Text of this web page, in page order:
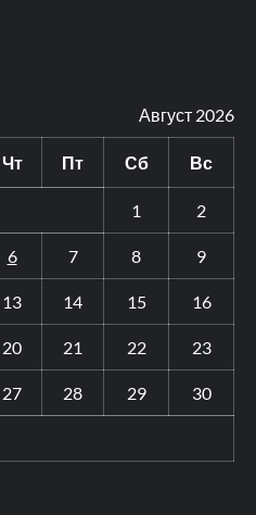
Август 2026
Чт Пт Сб Вс
1 2
6 7 8 9
13 14 15 16
20 21 22 23
27 28 29 30